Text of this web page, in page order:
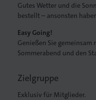
Gutes Wetter und die
bestellt – ansonsten
Easy Going!
Genießen Sie gemeinsam
Sommerabend und den
Zielgruppe
Exklusiv für Mitglieder.